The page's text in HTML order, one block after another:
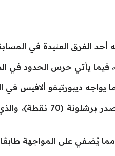
الفرق العنيدة في
ألافيس في الجولة الـ31 من الدوري
ريال مدريد، صاحب المركز
نقطة، فيصارع من أجل البقاء، مما